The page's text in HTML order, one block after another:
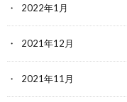
2022年1月
2021年12月
2021年11月